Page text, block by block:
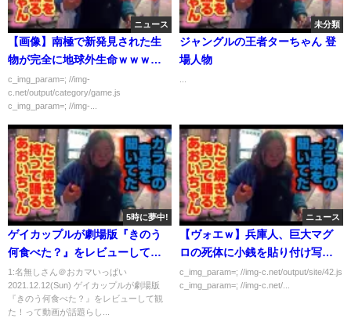
ニュース
【画像】南極で新発見された生
物が完全に地球外生命ｗｗｗｗ
ｗ
c_img_param=; //img-
c.net/output/category/game.js
c_img_param=; //img-...
未分類
ジャングルの王者ターちゃん 登
場人物
5時に夢中!
ゲイカップルが劇場版『きのう
何食べた？』をレビューして観
た！
1:名無しさん＠おカマいっぱい
2021.12.12(Sun) ゲイカップルが劇場版
『きのう何食べた？』をレビューして観
た！って動画が話題らし...
ニュース
【ヴォエｗ】兵庫人、巨大マグ
ロの死体に小銭を貼り付け写真
ﾊﾟｼｬ…
c_img_param=; //img-c.net/output/site/42.js
c_img_param=; //img-c.net/...